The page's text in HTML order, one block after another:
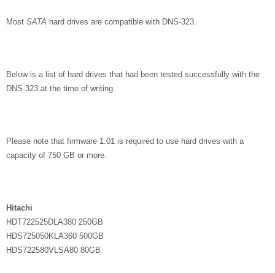
IP Surveillance
Σημεία Πώλησης
Accessories
Videos
Υποστήριξη
FAQs
Contact
Most SATA hard drives are compatible with DNS-323.
Below is a list of hard drives that had been tested successfully with the
DNS-323 at the time of writing.
Please note that firmware 1.01 is required to use hard drives with a
capacity of 750 GB or more.
Hitachi
HDT722525DLA380 250GB
HDS725050KLA360 500GB
HDS722580VLSA80 80GB